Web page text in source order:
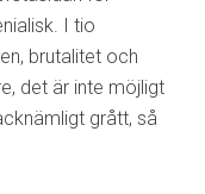
I tio
brutalitet och
det är inte möjligt
grått, så